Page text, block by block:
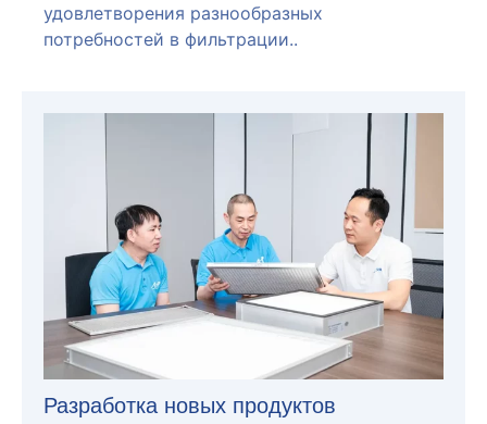
удовлетворения разнообразных
потребностей в фильтрации..
Разработка новых продуктов